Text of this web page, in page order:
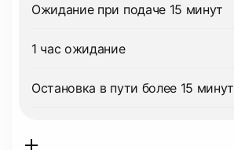
Ожидание при подаче 15 минут
1 час ожидание
Остановка в пути более 15 минут